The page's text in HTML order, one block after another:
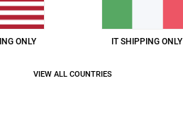
ONLY IT SHIPPING ONLY
VIEW ALL COUNTRIES